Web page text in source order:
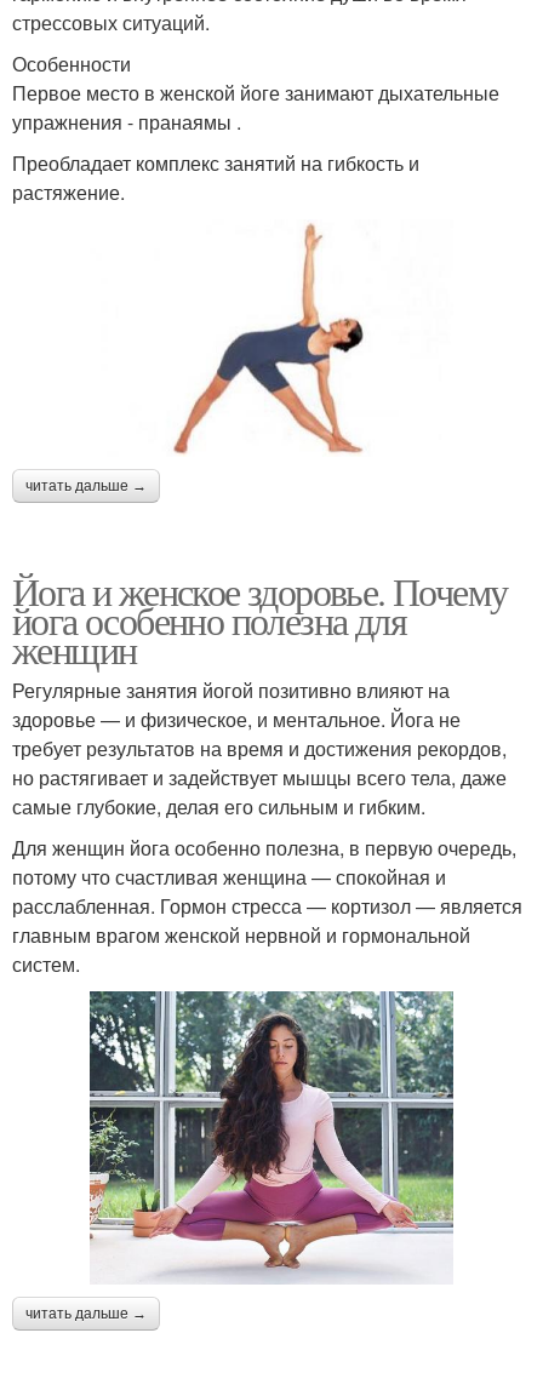
стрессовых ситуаций.
Особенности
Первое место в женской йоге занимают дыхательные
упражнения - пранаямы .
Преобладает комплекс занятий на гибкость и
растяжение.
читать дальше →
Йога и женское здоровье. Почему
йога особенно полезна для
женщин
Регулярные занятия йогой позитивно влияют на
здоровье — и физическое, и ментальное. Йога не
требует результатов на время и достижения рекордов,
но растягивает и задействует мышцы всего тела, даже
самые глубокие, делая его сильным и гибким.
Для женщин йога особенно полезна, в первую очередь,
потому что счастливая женщина — спокойная и
расслабленная. Гормон стресса — кортизол — является
главным врагом женской нервной и гормональной
систем.
читать дальше →